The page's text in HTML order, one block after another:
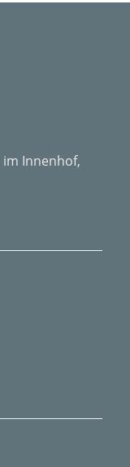
Innenhof,